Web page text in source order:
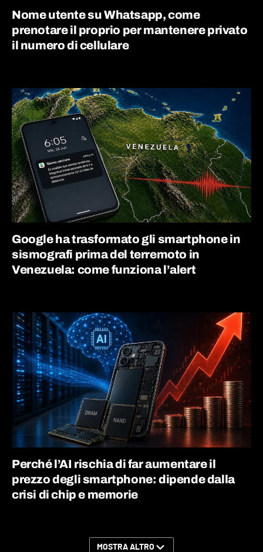
Nome utente su Whatsapp, come
prenotare il proprio per mantenere privato
il numero di cellulare
Google ha trasformato gli smartphone in
sismografi prima del terremoto in
Venezuela: come funziona l’alert
Perché l’AI rischia di far aumentare il
prezzo degli smartphone: dipende dalla
crisi di chip e memorie
MOSTRA ALTRO